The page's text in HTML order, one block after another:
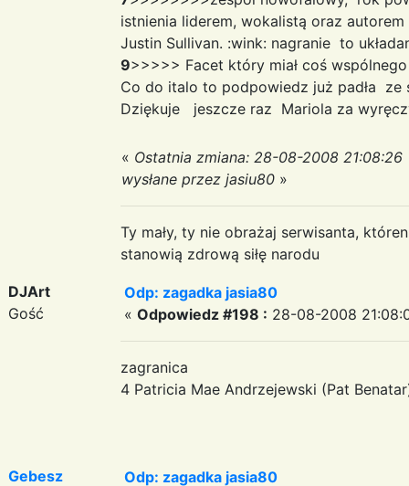
istnienia liderem, wokalistą oraz
Justin Sullivan. :wink: nagranie to
9>>>>> Facet który miał coś
Co do italo to podpowiedz już padła ze
Dziękuje jeszcze raz Mariola za
« Ostatnia zmiana: 28-08-2008 21:08:26
wysłane przez jasiu80 »
Ty mały, ty nie obrażaj serwisanta,
stanowią zdrową siłę narodu
DJArt
Gość
Odp: zagadka jasia80
« Odpowiedz #198 : 28-08-2008
zagranica
4 Patricia Mae Andrzejewski (Pat
Gebesz Odp: zagadka jasia80